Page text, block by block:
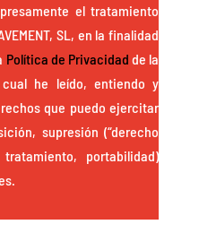
el tratamiento
SL, en la finalidad
Política de Privacidad de la
cual he leído, entiendo y
que puedo ejercitar
supresión (“derecho
portabilidad)